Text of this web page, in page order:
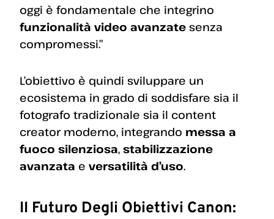
oggi è fondamentale che integrino
funzionalità video avanzate senza
compromessi.”
L’obiettivo è quindi sviluppare un
ecosistema in grado di soddisfare sia il
fotografo tradizionale sia il content
creator moderno, integrando messa a
fuoco silenziosa, stabilizzazione
avanzata e versatilità d’uso.
Il Futuro Degli Obiettivi Canon: